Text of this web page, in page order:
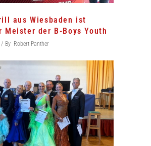
aus Wiesbaden ist
Meister der B-Boys Youth
By Robert Panther